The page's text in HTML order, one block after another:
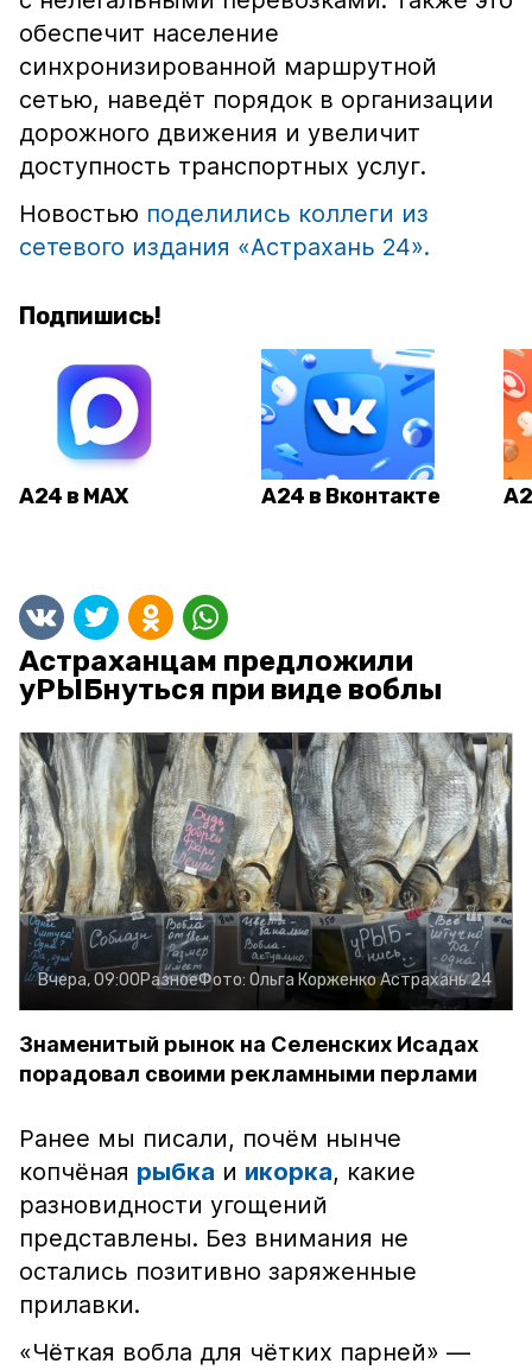
обеспечит население
синхронизированной маршрутной
сетью, наведёт порядок в организации
дорожного движения и увеличит
доступность транспортных услуг.
Новостью поделились коллеги из
сетевого издания «Астрахань 24».
Подпишись!
А24 в MAX А24 в Вконтакте
Астраханцам предложили
уРЫБнуться при виде воблы
Вчера, 09:00РазноеФото: Ольга КорженкоАстрахань 24
Знаменитый рынок на Селенских Исадах
порадовал своими рекламными перлами
Ранее мы писали, почём нынче
копчёная рыбка и икорка, какие
разновидности угощений
представлены. Без внимания не
остались позитивно заряженные
прилавки.
«Чёткая вобла для чётких парней» —